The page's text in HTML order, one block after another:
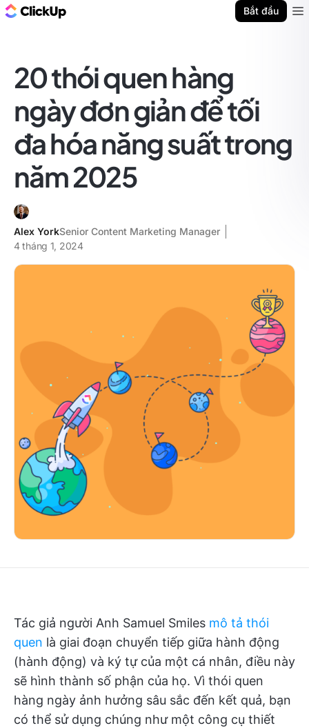
Bắt đầu
20 thói quen hàng
ngày đơn giản để tối
đa hóa năng suất trong
năm 2025
Alex YorkSenior Content Marketing Manager
4 tháng 1, 2024
Tác giả người Anh Samuel Smiles mô tả thói
quen là giai đoạn chuyển tiếp giữa hành động
(hành động) và ký tự của một cá nhân, điều này
sẽ hình thành số phận của họ. Vì thói quen
hàng ngày ảnh hưởng sâu sắc đến kết quả, bạn
có thể sử dụng chúng như một công cụ thiết